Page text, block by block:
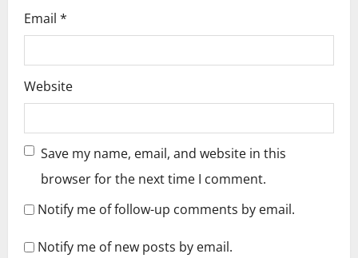
Email *
Website
Save my name, email, and website in this
browser for the next time I comment.
Notify me of follow-up comments by email.
Notify me of new posts by email.